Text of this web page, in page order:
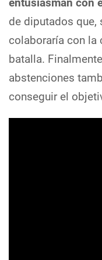
de diputados que,
colaboraría con la
batalla.
abstenciones
conseguir el